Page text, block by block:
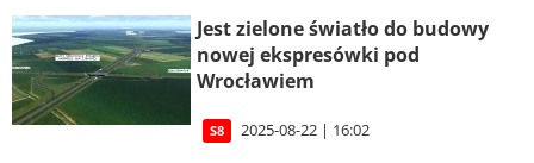
Jest zielone światło do budowy
nowej ekspresówki pod
Wrocławiem
S8 2025-08-22 | 16:02